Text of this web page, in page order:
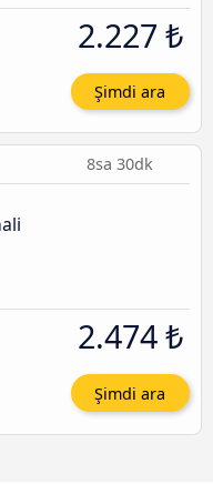
2.227 ₺
Şimdi ara
8sa 30dk
2.474 ₺
Şimdi ara